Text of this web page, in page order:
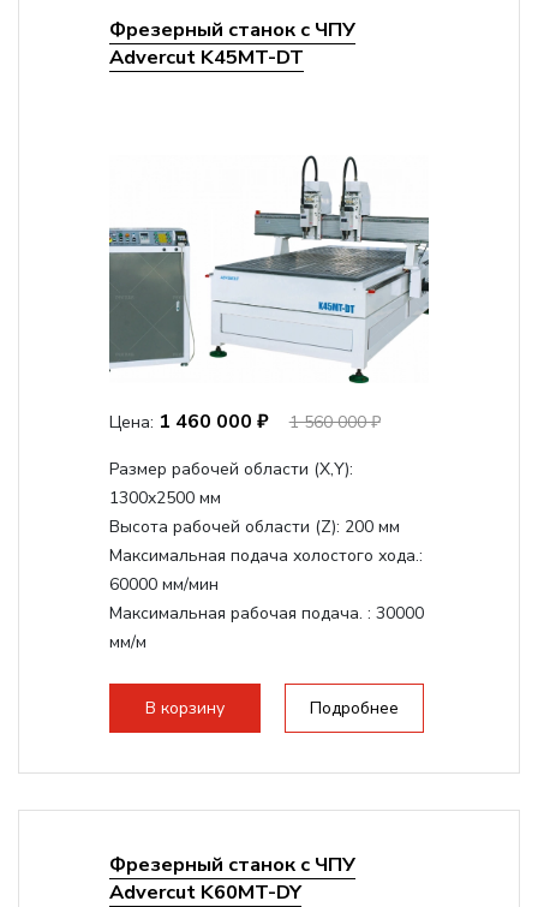
Фрезерный станок с ЧПУ
Advercut K45MT-DT
Цена: 1 460 000 ₽ 1 560 000 ₽
Размер рабочей области (Х,Y):
1300x2500 мм
Высота рабочей области (Z): 200 мм
Максимальная подача холостого хода.:
60000 мм/мин
Максимальная рабочая подача. : 30000
мм/м
стандартно:Вакуумный стол
Цанговый патрон:ER32
В корзину Подробнее
Фрезерный станок с ЧПУ
Advercut K60MT-DY